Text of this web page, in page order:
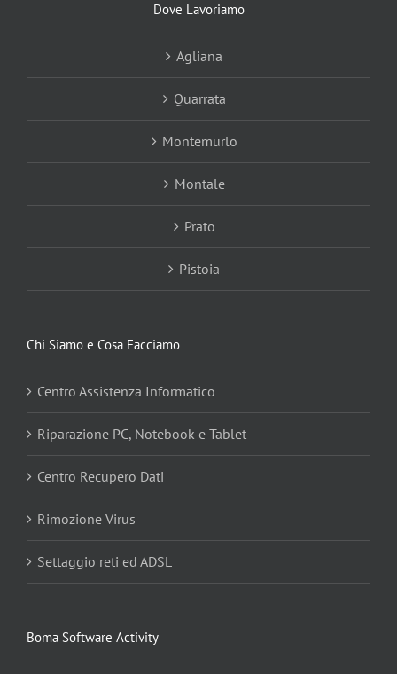
Dove Lavoriamo
Agliana
Quarrata
Montemurlo
Montale
Prato
Pistoia
Chi Siamo e Cosa Facciamo
Centro Assistenza Informatico
Riparazione PC, Notebook e Tablet
Centro Recupero Dati
Rimozione Virus
Settaggio reti ed ADSL
Boma Software Activity